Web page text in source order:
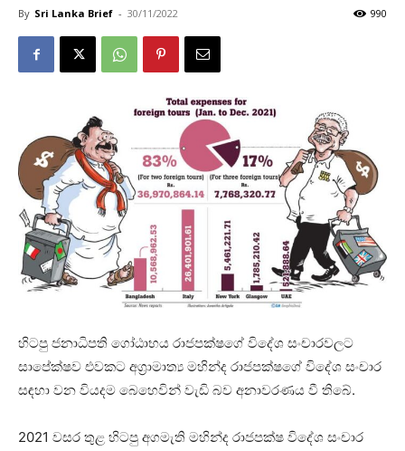
By Sri Lanka Brief - 30/11/2022 990
හිටපු ජනාධිපති ගෝඨාභය රාජපක්ෂගේ විදේශ සංචාරවලට
සාපේක්ෂව එවකට අග්‍රාමාත්‍ය මහින්ද රාජපක්ෂගේ විදේශ සංචාර
සඳහා වන වියදම බෙහෙවින් වැඩි බව අනාවරණය වී තිබේ.
2021 වසර තුළ හිටපු අගමැති මහින්ද රාජපක්ෂ විදේශ සංචාර